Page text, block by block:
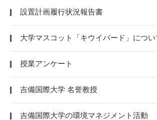
設置計画履行状況報告書
大学マスコット「キウイバード」につい
授業アンケート
吉備国際大学 名誉教授
吉備国際大学の環境マネジメント活動